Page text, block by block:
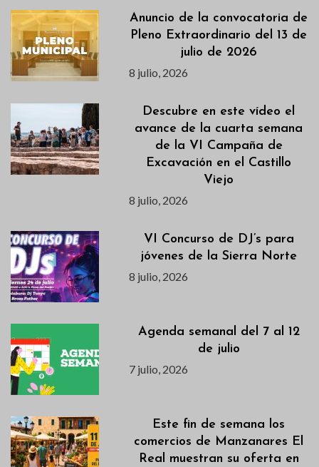
Anuncio de la convocatoria de
Pleno Extraordinario del 13 de
julio de 2026
8 julio, 2026
Descubre en este vídeo el
avance de la cuarta semana
de la VI Campaña de
Excavación en el Castillo
Viejo
8 julio, 2026
VI Concurso de DJ’s para
jóvenes de la Sierra Norte
8 julio, 2026
Agenda semanal del 7 al 12
de julio
7 julio, 2026
Este fin de semana los
comercios de Manzanares El
Real muestran su oferta en